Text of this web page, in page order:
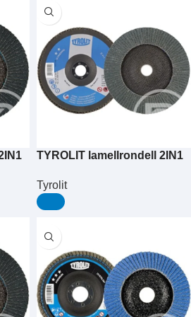
TYROLIT lamellrondell 2IN1
STANDARD stål/rostfr.stål
Tyrolit